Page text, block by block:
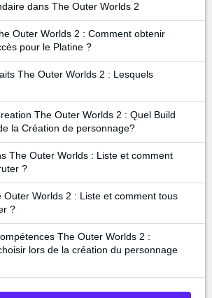
dans The Outer Worlds 2
Outer Worlds 2 : Comment obtenir
pour le Platine ?
The Outer Worlds 2 : Lesquels
The Outer Worlds 2 : Quel Build
la Création de personnage?
The Outer Worlds : Liste et comment
?
Outer Worlds 2 : Liste et comment tous
?
The Outer Worlds 2 :
lors de la création du personnage